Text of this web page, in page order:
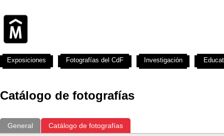
Catálogo de fotografías
General Catálogo de fotografías
Exposiciones Fotografías del CdF Investigación